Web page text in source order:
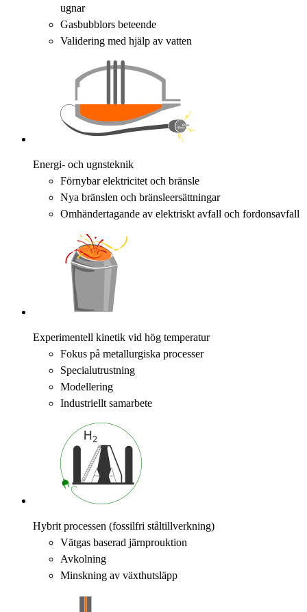
ugnar
Gasbubblors beteende
Validering med hjälp av vatten
Energi- och ugnsteknik
Förnybar elektricitet och bränsle
Nya bränslen och bränsleersättningar
Omhändertagande av elektriskt avfall och fordonsavfall
Experimentell kinetik vid hög temperatur
Fokus på metallurgiska processer
Specialutrustning
Modellering
Industriellt samarbete
Hybrit processen (fossilfri ståltillverkning)
Vätgas baserad järnprouktion
Avkolning
Minskning av växthutsläpp